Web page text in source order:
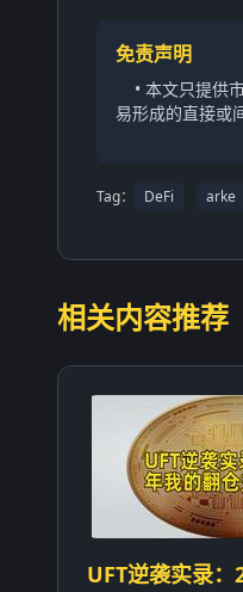
免责声明
• 本文只提供
易形成的直接或
Tag： DeFi arke
相关内容推荐
UFT逆袭实录